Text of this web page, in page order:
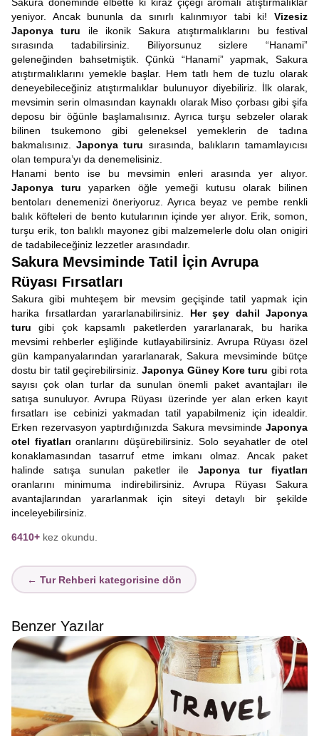
yeniyor. Ancak bununla da sınırlı kalınmıyor tabi ki! Vizesiz
Japonya turu ile ikonik Sakura atıştırmalıklarını bu festival
sırasında tadabilirsiniz. Biliyorsunuz sizlere “Hanami”
geleneğinden bahsetmiştik. Çünkü “Hanami” yapmak, Sakura
atıştırmalıklarını yemekle başlar. Hem tatlı hem de tuzlu olarak
deneyebileceğiniz atıştırmalıklar bulunuyor diyebiliriz. İlk olarak,
mevsimin serin olmasından kaynaklı olarak Miso çorbası gibi şifa
deposu bir öğünle başlamalısınız. Ayrıca turşu sebzeler olarak
bilinen tsukemono gibi geleneksel yemeklerin de tadına
bakmalısınız.Japonya turu sırasında, balıkların tamamlayıcısı
olan tempura’yı da denemelisiniz.
Hanami bento ise bu mevsimin enleri arasında yer alıyor.
Japonya turuyaparken öğle yemeği kutusu olarak bilinen
bentoları denemenizi öneriyoruz. Ayrıca beyaz ve pembe renkli
balık köfteleri de bento kutularının içinde yer alıyor. Erik, somon,
turşu erik, ton balıklı mayonez gibi malzemelerle dolu olan onigiri
de tadabileceğiniz lezzetler arasındadır.
Sakura Mevsiminde Tatil İçin Avrupa
Rüyası Fırsatları
Sakura gibi muhteşem bir mevsim geçişinde tatil yapmak için
harika fırsatlardan yararlanabilirsiniz. Her şey dahil Japonya
turugibi çok kapsamlı paketlerden yararlanarak, bu harika
mevsimi rehberler eşliğinde kutlayabilirsiniz. Avrupa Rüyası özel
gün kampanyalarından yararlanarak, Sakura mevsiminde bütçe
dostu bir tatil geçirebilirsiniz.Japonya Güney Kore turu gibi rota
sayısı çok olan turlar da sunulan önemli paket avantajları ile
satışa sunuluyor. Avrupa Rüyası üzerinde yer alan erken kayıt
fırsatları ise cebinizi yakmadan tatil yapabilmeniz için idealdir.
Erken rezervasyon yaptırdığınızda Sakura mevsiminde Japonya
otel fiyatlarıoranlarını düşürebilirsiniz. Solo seyahatler de otel
konaklamasından tasarruf etme imkanı olmaz. Ancak paket
halinde satışa sunulan paketler ile Japonya tur fiyatları
oranlarını minimuma indirebilirsiniz. Avrupa Rüyası Sakura
avantajlarından yararlanmak için siteyi detaylı bir şekilde
inceleyebilirsiniz.
6410+ kez okundu.
← Tur Rehberi kategorisine dön
Benzer Yazılar